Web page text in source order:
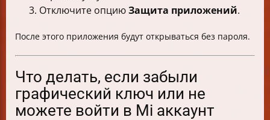
Отключите опциюЗащита приложений.
После этого приложения будут открываться без пароля.
Что делать, если забыли
графический ключ или не
можете войти в Mi аккаунт